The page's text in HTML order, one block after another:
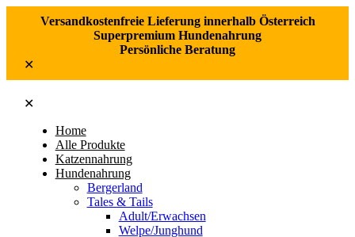
Versandkostenfreie Lieferung innerhalb Österreich
Superpremium Hundenahrung
Persönliche Beratung
✕
✕
Home
Alle Produkte
Katzennahrung
Hundenahrung
Bergerland
Tales & Tails
Adult/Erwachsen
Welpe/Junghund